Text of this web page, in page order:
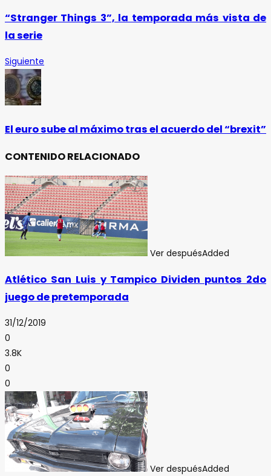
“Stranger Things 3”, la temporada más vista de
la serie
Siguiente
El euro sube al máximo tras el acuerdo del “brexit”
CONTENIDO RELACIONADO
Ver despuésAdded
Atlético San Luis y Tampico Dividen puntos 2do
juego de pretemporada
31/12/2019
0
3.8K
0
0
Ver despuésAdded